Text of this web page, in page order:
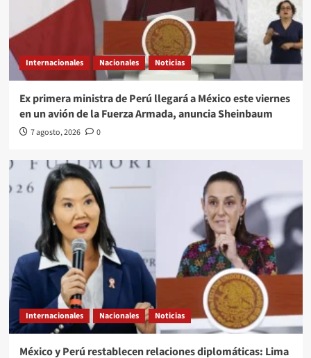
Internacionales Nacionales Noticias
Ex primera ministra de Perú llegará a México este viernes
en un avión de la Fuerza Armada, anuncia Sheinbaum
7 agosto, 2026 0
Internacionales Nacionales Noticias
México y Perú restablecen relaciones diplomáticas: Lima